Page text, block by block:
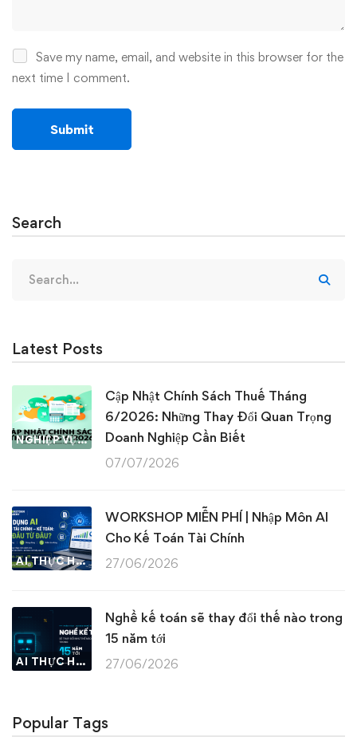
Save my name, email, and website in this browser for the
next time I comment.
Search
for:
Latest Posts
NGHIỆP VỤ KẾ TOÁN & THUẾ
Cập Nhật Chính Sách Thuế Tháng
6/2026: Những Thay Đổi Quan Trọng
Doanh Nghiệp Cần Biết
07/07/2026
AI THỰC HÀNH
WORKSHOP MIỄN PHÍ | Nhập Môn AI
Cho Kế Toán Tài Chính
27/06/2026
AI THỰC HÀNH
Nghề kế toán sẽ thay đổi thế nào trong
15 năm tới
27/06/2026
Popular Tags